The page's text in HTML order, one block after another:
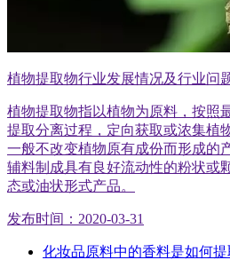
植物提取物行业发展情况及行业问
植物提取物指以植物为原料，按照
提取分离过程，定向获取或浓集植
一般不改变植物原有成份而形成的
辅料制成具有良好流动性的粉状或
态或油状形式产品。
发布时间：2020-03-31
化妆品原料中的香料是如何提